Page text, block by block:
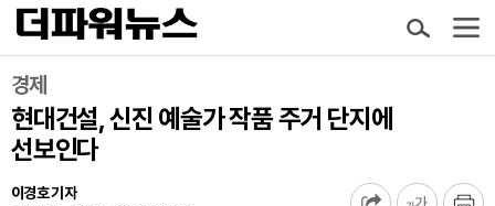
경제
현대건설, 신진 예술가 작품 주거 단지에
선보인다
이경호 기자